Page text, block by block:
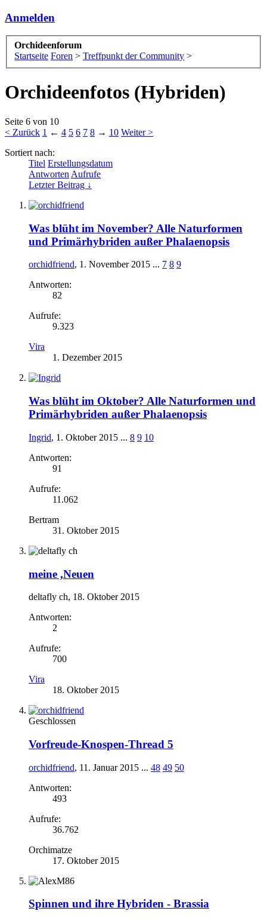
Anmelden
Orchideenforum
Startseite Foren > Treffpunkt der Community >
Orchideenfotos (Hybriden)
Seite 6 von 10
< Zurück 1 ← 4 5 6 7 8 → 10 Weiter >
Sortiert nach:
Titel Erstellungsdatum
Antworten Aufrufe
Letzter Beitrag ↓
Was blüht im November? Alle Naturformen
und Primärhybriden außer Phalaenopsis
orchidfriend, 1. November 2015 ... 7 8 9
Antworten:
82
Aufrufe:
9.323
Vira
1. Dezember 2015
Was blüht im Oktober? Alle Naturformen und
Primärhybriden außer Phalaenopsis
Ingrid, 1. Oktober 2015 ... 8 9 10
Antworten:
91
Aufrufe:
11.062
Bertram
31. Oktober 2015
meine ,Neuen
deltafly ch, 18. Oktober 2015
Antworten:
2
Aufrufe:
700
Vira
18. Oktober 2015
Geschlossen
Vorfreude-Knospen-Thread 5
orchidfriend, 11. Januar 2015 ... 48 49 50
Antworten:
493
Aufrufe:
36.762
Orchimatze
17. Oktober 2015
Spinnen und ihre Hybriden - Brassia